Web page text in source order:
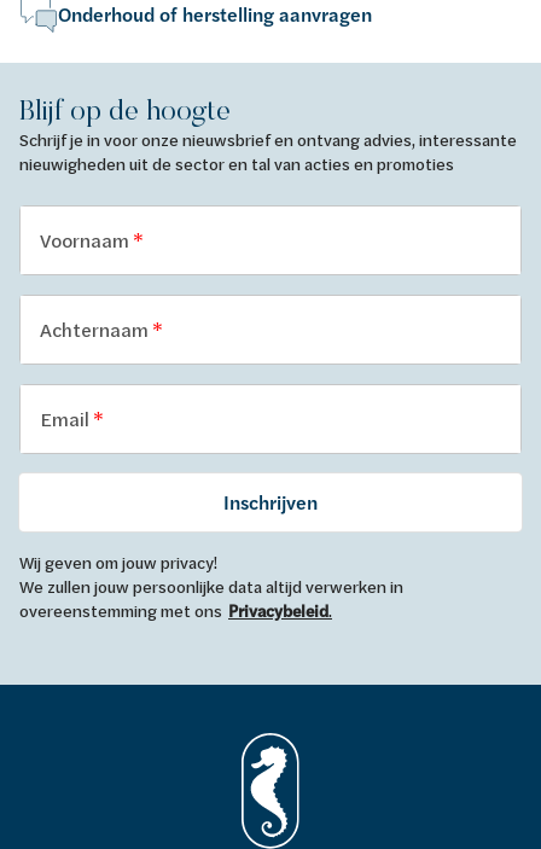
Onderhoud of herstelling aanvragen
Blijf op de hoogte
Schrijf je in voor onze nieuwsbrief en ontvang advies, interessante
nieuwigheden uit de sector en tal van acties en promoties
Voornaam
Achternaam
Email
Inschrijven
Wij geven om jouw privacy!
We zullen jouw persoonlijke data altijd verwerken in
overeenstemming met ons Privacybeleid.